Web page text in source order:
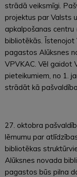
strādā veiksmīgi.
projektus par Valsts
apkalpošanas
bibliotēkās.
pagastos Alūksnes
VPVKAC. Vēl gaidot
pieteikumiem, no 1.
strādāt kā
27. oktobra
lēmumu par
bibliotēkas
Alūksnes novada
pagastos būs pilna